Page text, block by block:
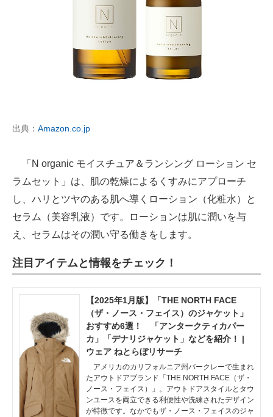
出典： Amazon.co.jp
「N organic モイスチュア＆ランシング ローション セ
ラムセット」は、肌の乾燥によるくすみにアプローチ
し、ハリとツヤのある肌へ導くローション（化粧水）と
セラム（美容乳液）です。ローションは肌に潤いを与
え、セラムはその潤い守る働きをします。
注目アイテムと情報をチェック！
【2025年1月版】「THE NORTH FACE
（ザ・ノース・フェイス）のジャケット」
おすすめ6選！ 「アンタークティカパー
カ」「デナリジャケット」などを紹介！ |
ウェア ねとらぼリサーチ
アメリカのカリフォルニア州バークレーで生まれ
たアウトドアブランド「THE NORTH FACE（ザ・
ノース・フェイス）」。アウトドアスタイルとタウ
ンユースを両立できる利便性や洗練されたデザイン
が特徴です。なかでもザ・ノース・フェイスのジャ